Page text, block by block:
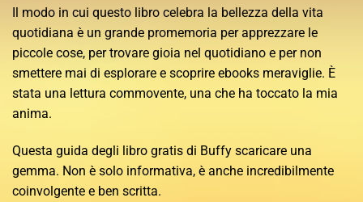
Il modo in cui questo libro celebra la bellezza della vita
quotidiana è un grande promemoria per apprezzare le
piccole cose, per trovare gioia nel quotidiano e per non
smettere mai di esplorare e scoprire ebooks meraviglie. È
stata una lettura commovente, una che ha toccato la mia
anima.
Questa guida degli libro gratis di Buffy scaricare una
gemma. Non è solo informativa, è anche incredibilmente
coinvolgente e ben scritta.